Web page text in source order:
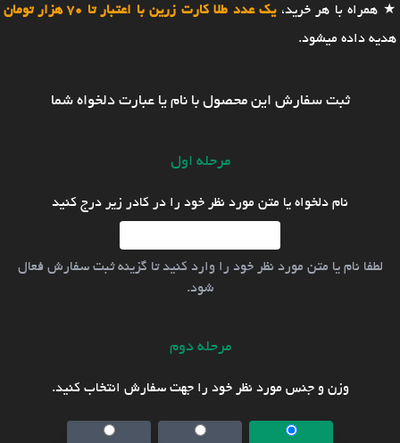
★ همراه با هر خرید،یک عدد طلا کارت زرین با اعتبار تا 70 هزار تومان
هدیه داده میشود.
ثبت سفارش این محصول با نام یا عبارت دلخواه شما
مرحله اول
نام دلخواه یا متن مورد نظر خود را در کادر زیر درج کنید
لطفا نام یا متن مورد نظر خود را وارد کنید تا گزینه ثبت سفارش فعال
شود.
مرحله دوم
وزن و جنس مورد نظر خود را جهت سفارش انتخاب کنید.